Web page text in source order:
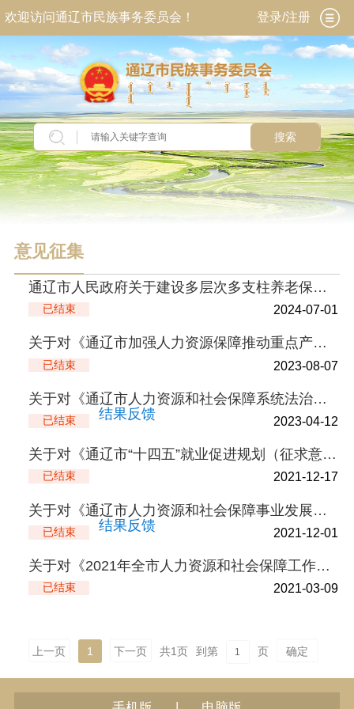
欢迎访问通辽市民族事务委员会！ 登录/注册
搜索
意见征集
通辽市人民政府关于建设多层次多支柱养老保险体系的实施意见 （征求意见稿）
2024-07-01
已结束
关于对《通辽市加强人力资源保障推动重点产业高质量发展的若干措施（征求意见稿）》公开征求意...
2023-08-07
已结束
关于对《通辽市人力资源和社会保障系统法治宣传教育第八个五年规划（2021—2025年）》...
2023-04-12
已结束 结果反馈
关于对《通辽市“十四五”就业促进规划（征求意见稿）》公开征求意见的公告
2021-12-17
已结束
关于对《通辽市人力资源和社会保障事业发展第十四个五年规划纲要（征求意见稿）》征求意见的通...
2021-12-01
已结束 结果反馈
关于对《2021年全市人力资源和社会保障工作要点及分工方案（征求意见稿）》征求意见的通知
2021-03-09
已结束
上一页 1 下一页 共1页 到第 页 确定